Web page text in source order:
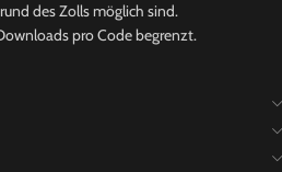
des Zolls möglich sind.
pro Code begrenzt.